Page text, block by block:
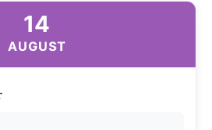
14
AUGUST